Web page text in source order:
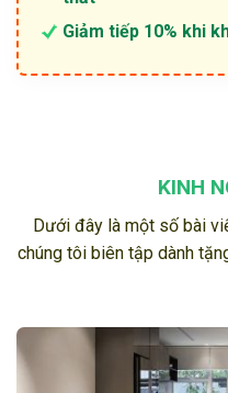
Giảm tiếp 10% khi
KINH
Dưới đây là một số bài
chúng tôi biên tập dành